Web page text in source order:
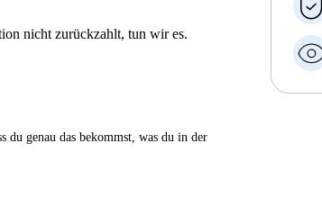
nicht zurückzahlt, tun wir es.
du genau das bekommst, was du in der